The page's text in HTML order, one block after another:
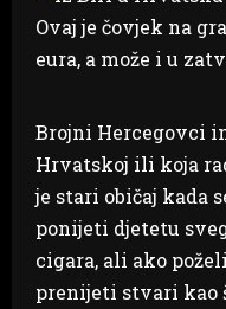
Brojni Hercegovci
Hrvatskoj ili koja
je stari običaj kada
ponijeti djetetu
cigara, ali ako
prenijeti stvari kao